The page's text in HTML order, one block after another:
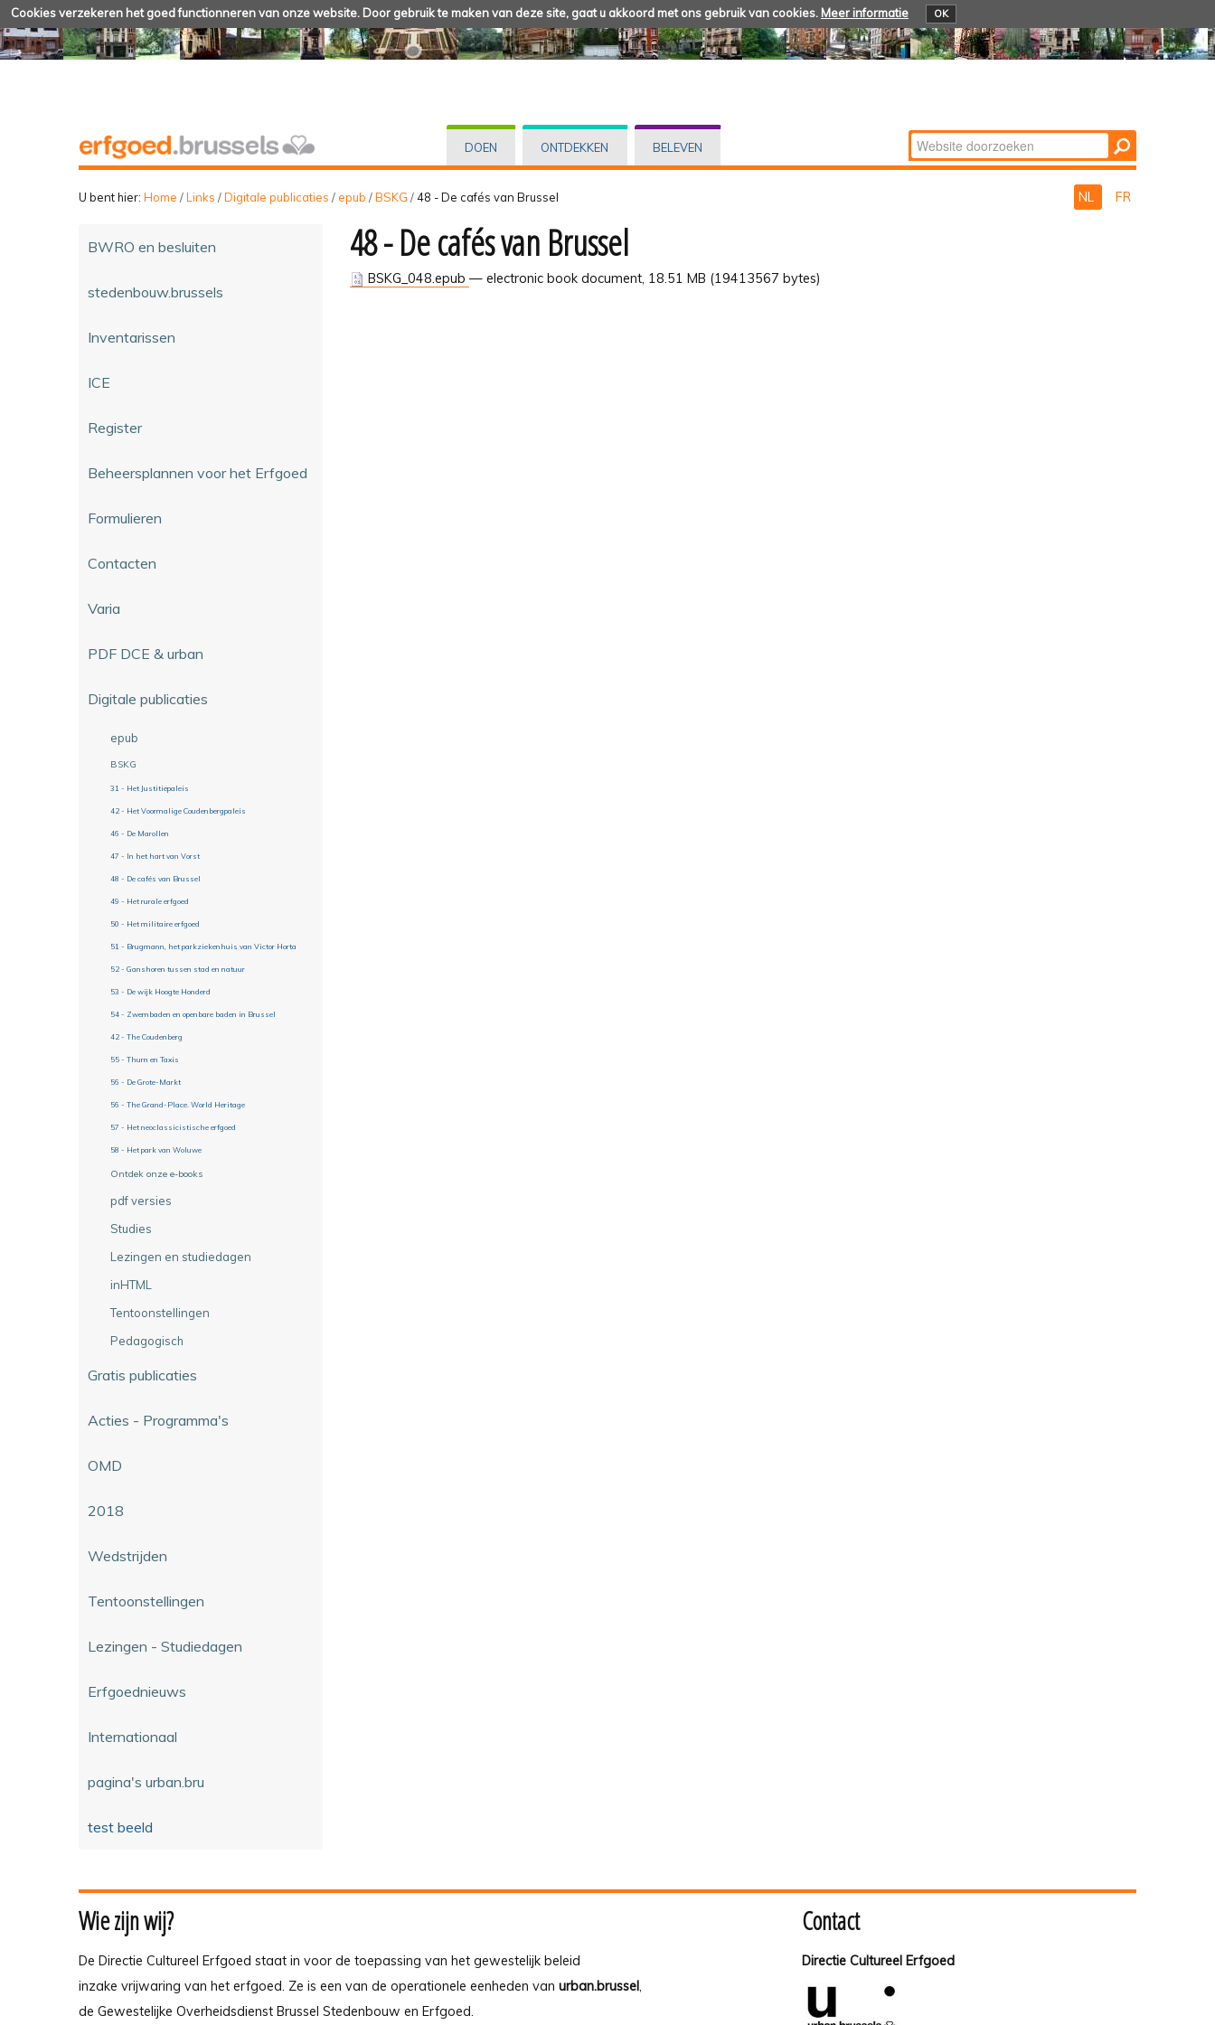
Cookies verzekeren het goed functionneren van onze website. Door gebruik te maken van deze site, gaat u akkoord met ons gebruik van cookies. Meer informatie OK
DOEN ONTDEKKEN BELEVEN Zoek
Geavanceerd
U bent hier: Home /Links /Digitale publicaties / epub /BSKG / 48 - De cafés van Brussel NL FR
BWRO en besluiten
stedenbouw.brussels
Inventarissen
ICE
Register
Beheersplannen voor het Erfgoed
Formulieren
Contacten
Varia
PDF DCE & urban
Digitale publicaties
epub
BSKG
31 - Het Justitiepaleis
42 - Het Voormalige Coudenbergpaleis
46 - De Marollen
47 - In het hart van Vorst
48 - De cafés van Brussel
49 - Het rurale erfgoed
50 - Het militaire erfgoed
51 - Brugmann, het parkziekenhuis van Victor Horta
52 - Ganshoren tussen stad en natuur
53 - De wijk Hoogte Honderd
54 - Zwembaden en openbare baden in Brussel
42 - The Coudenberg
55 - Thurn en Taxis
56 - De Grote-Markt
56 - The Grand-Place. World Heritage
57 - Het neoclassicistische erfgoed
58 - Het park van Woluwe
Ontdek onze e-books
pdf versies
Studies
Lezingen en studiedagen
inHTML
Tentoonstellingen
Pedagogisch
Gratis publicaties
Acties - Programma's
OMD
2018
Wedstrijden
Tentoonstellingen
Lezingen - Studiedagen
Erfgoednieuws
Internationaal
pagina's urban.bru
test beeld
48 - De cafés van Brussel
BSKG_048.epub — electronic book document, 18.51 MB (19413567 bytes)
Wie zijn wij?
De Directie Cultureel Erfgoed staat in voor de toepassing van het gewestelijk beleid
inzake vrijwaring van het erfgoed. Ze is een van de operationele eenheden van urban.brussel,
de Gewestelijke Overheidsdienst Brussel Stedenbouw en Erfgoed.
Contact
Directie Cultureel Erfgoed